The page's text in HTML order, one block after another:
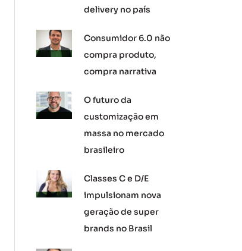
delivery no país
Consumidor 6.0 não
compra produto,
compra narrativa
O futuro da
customização em
massa no mercado
brasileiro
Classes C e D/E
impulsionam nova
geração de super
brands no Brasil